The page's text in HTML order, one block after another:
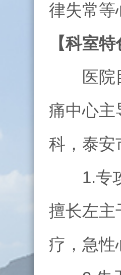
律失常等
【科室
医院目
痛中心主
科，泰安
1.专攻
擅长左主
疗，急性